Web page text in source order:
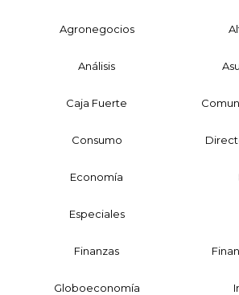
Agronegocios
Análisis
Caja Fuerte
Consumo
Economía
Especiales
Finanzas
Globoeconomía